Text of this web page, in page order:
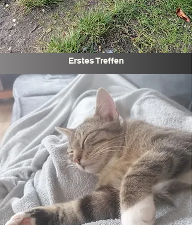
Erstes Treffen